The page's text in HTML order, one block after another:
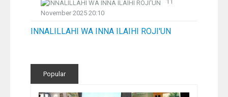
Ustadz
Download
November 2025 20:10
INNALILLAHI WA INNA ILAIHI ROJI'UN
Popular